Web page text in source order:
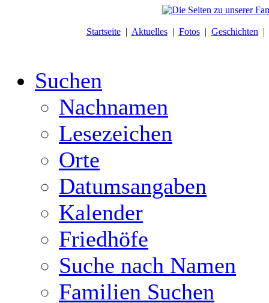
Startseite| Aktuelles| Fotos| Geschichten |
Suchen
Nachnamen
Lesezeichen
Orte
Datumsangaben
Kalender
Friedhöfe
Suche nach Namen
Familien Suchen